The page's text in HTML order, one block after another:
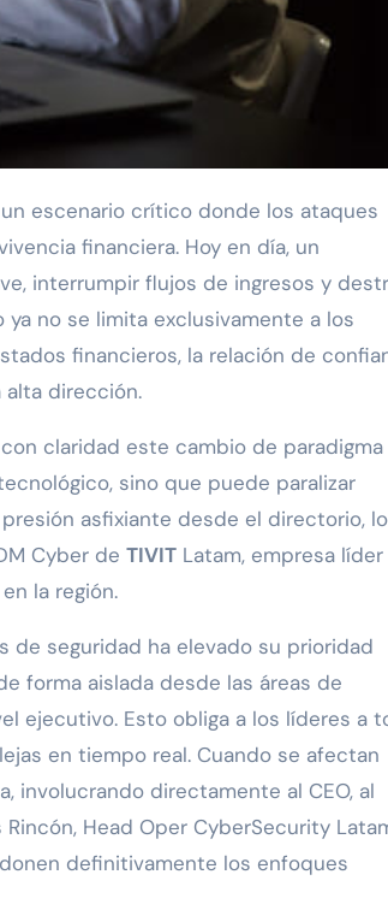
financiera. Hoy en día, un
interrumpir flujos de ingresos y
no se limita exclusivamente a los
financieros, la relación de
dirección.
claridad este cambio de
sino que puede paralizar
asfixiante desde el directorio,
Cyber de TIVIT Latam, empresa
la región.
seguridad ha elevado su prioridad
forma aislada desde las áreas de
ejecutivo. Esto obliga a los líderes a
en tiempo real. Cuando se afectan
involucrando directamente al CEO, al
Head Oper CyberSecurity
definitivamente los enfoques